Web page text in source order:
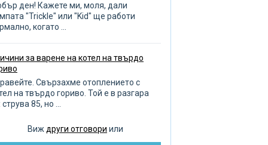
на градината
кърпа
за избор на тръби
на тръби
с тръбопровода
на водата
ден! Кажете ми, моля, дали
"Trickle" или "Kid" ще работи
когато ...
за варене на котел на твърдо
Свързахме отоплението с
на твърдо гориво. Той е в разгара
струва 85, но ...
Виж други отговори или